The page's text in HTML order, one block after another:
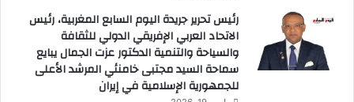
رئيس تحرير جريدة اليوم السابع المغربية، رئيس
الاتحاد العربي الإفريقي الدولي للثقافة
والسياحة والتنمية الدكتور عزت الجمال يبايع
سماحة السيد مجتبى خامنئي المرشد الأعلى
للجمهورية الإسلامية في إيران